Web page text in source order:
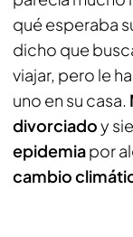
qué esperaba
dicho que
viajar, pero le
uno en su casa.
divorciadoy
epidemiapor
cambio